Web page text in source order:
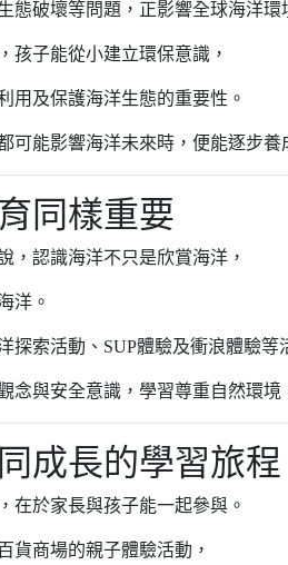
態破壞等問題，正影響全球海洋環
孩子能從小建立環保意識，
用及保護海洋生態的重要性。
可能影響海洋未來時，便能逐步養
同樣重要
，認識海洋不只是欣賞海洋，
洋。
探索活動、SUP體驗及衝浪體驗等
念與安全意識，學習尊重自然環境
成長的學習旅程
在於家長與孩子能一起參與。
貨商場的親子體驗活動，